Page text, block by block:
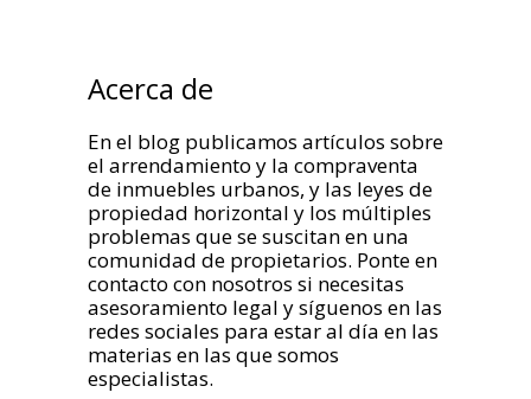
Acerca de
En el blog publicamos artículos sobre
el arrendamiento y la compraventa
de inmuebles urbanos, y las leyes de
propiedad horizontal y los múltiples
problemas que se suscitan en una
comunidad de propietarios. Ponte en
contacto con nosotros si necesitas
asesoramiento legal y síguenos en las
redes sociales para estar al día en las
materias en las que somos
especialistas.